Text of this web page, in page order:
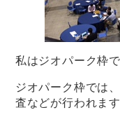
私はジオパーク枠
ジオパーク枠では
査などが行われます